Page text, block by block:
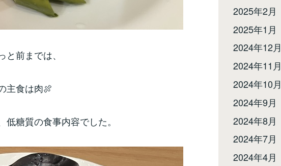
と前までは、
主食は肉🍖
糖質の食事内容でした。
2025年2月
2025年1月
2024年12月
2024年11月
2024年10月
2024年9月
2024年8月
2024年7月
2024年4月